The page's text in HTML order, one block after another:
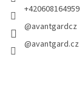
+420608164959
@avantgardcz
@avantgard.cz